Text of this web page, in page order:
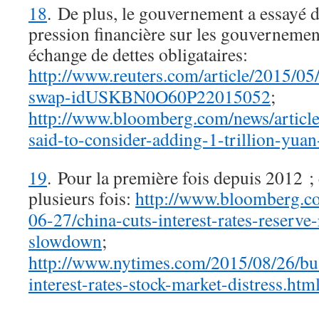
18. De plus, le gouvernement a essayé
pression financière sur les
échange de dettes obligataires:
http://www.reuters.com/article/2015/
swap-idUSKBN0O60P22015052;
http://www.bloomberg.com/news/
said-to-consider-adding-1-trillion-
19. Pour la première fois depuis 2012 ;
plusieurs fois: http://
06-27/china-cuts-interest-rates-
slowdown;
http://www.nytimes.com/2015/08/26/
interest-rates-stock-market-